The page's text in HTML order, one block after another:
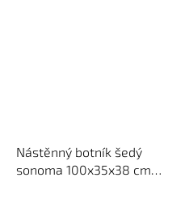
Nástěnný botník šedý
sonoma 100x35x38 cm